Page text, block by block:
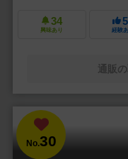
34
興味あり 経験あ
通販
No.30